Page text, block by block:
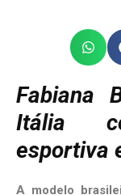
Fabiana
Itália
esportiva
A modelo